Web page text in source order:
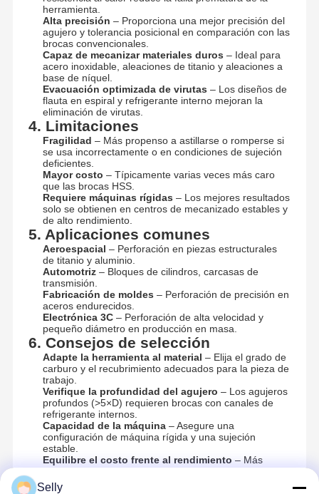
herramienta.
Alta precisión – Proporciona una mejor precisión del
agujero y tolerancia posicional en comparación con las
brocas convencionales.
Capaz de mecanizar materiales duros – Ideal para
acero inoxidable, aleaciones de titanio y aleaciones a
base de níquel.
Evacuación optimizada de virutas – Los diseños de
flauta en espiral y refrigerante interno mejoran la
eliminación de virutas.
4. Limitaciones
Fragilidad – Más propenso a astillarse o romperse si
se usa incorrectamente o en condiciones de sujeción
deficientes.
Mayor costo – Típicamente varias veces más caro
que las brocas HSS.
Requiere máquinas rígidas – Los mejores resultados
solo se obtienen en centros de mecanizado estables y
de alto rendimiento.
5. Aplicaciones comunes
Aeroespacial – Perforación en piezas estructurales
de titanio y aluminio.
Automotriz– Bloques de cilindros, carcasas de
transmisión.
Fabricación de moldes – Perforación de precisión en
aceros endurecidos.
Electrónica 3C– Perforación de alta velocidad y
pequeño diámetro en producción en masa.
6. Consejos de selección
Adapte la herramienta al material – Elija el grado de
carburo y el recubrimiento adecuados para la pieza de
trabajo.
Verifique la profundidad del agujero – Los agujeros
profundos (>5×D) requieren brocas con canales de
refrigerante internos.
Capacidad de la máquina– Asegure una
configuración de máquina rígida y una sujeción
estable.
Equilibre el costo frente al rendimiento – Más
rentable en producción de alto volumen y alta
precisión.
Selly